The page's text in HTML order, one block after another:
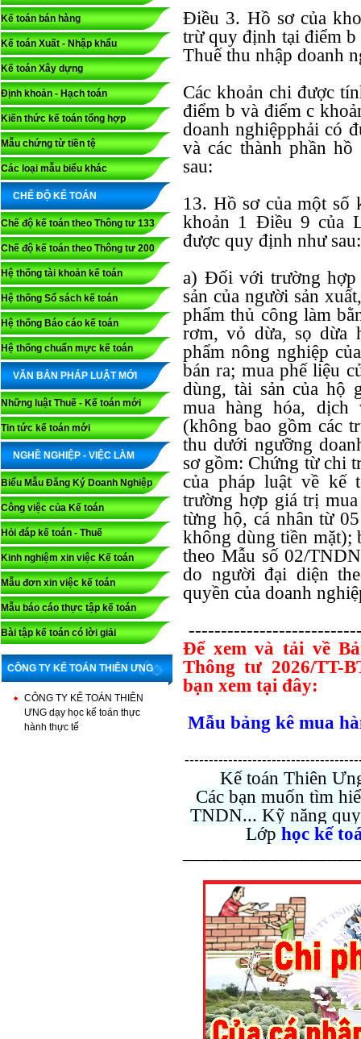
Kế toán bán hàng
Kế toán Xuất - Nhập khẩu
Kế toán Xây dựng
Định khoản - Hạch toán
Kiến thức kế toán tổng hợp
Mẫu chứng từ tiền tệ
Các loại mẫu biểu khác
CHẾ ĐỘ KẾ TOÁN
Chế độ kế toán theo Thông tư 133
Chế độ kế toán theo Thông tư 200
Hệ thống tài khoản kế toán
Hệ thống Sổ sách kế toán
Hệ thống Báo cáo kế toán
Hệ thống chuẩn mực kế toán
VĂN BẢN PHÁP LUẬT MỚI
Những luật Thuế - Kế toán mới
Tin tức kế toán mới
NGHỀ NGHIỆP - VIỆC LÀM
Biểu Mẫu Đăng Ký Doanh Nghiệp
Công việc của Kế toán
Hỏi đáp kế toán - Thuế
Kinh nghiệm xin việc Kế toán
Mẫu đơn xin việc kế toán
Mẫu báo cáo thực tập kế toán
Bài tập kế toán có lời giải
CÔNG TY KẾ TOÁN THIÊN ƯNG
CÔNG TY KẾ TOÁN THIÊN
ƯNG dạy học kế toán thực
hành thực tế
Điều 3. Hồ sơ của
trừ quy định tại điểm
Thuế thu nhập doanh
Các khoản chi được
điểm b và điểm c
doanh nghiệpphải có
và các thành phần
sau:
13. Hồ sơ của một số
khoản 1 Điều 9 của
được quy định như sau:
a) Đối với trường hợp
sản của người sản
phẩm thủ công làm
rơm, vỏ dừa, sọ dừa
phẩm nông nghiệp
bán ra; mua phế liệu
dùng, tài sản của hộ
mua hàng hóa,
(không bao gồm các
thu dưới ngưỡng
sơ gồm: Chứng từ chi
của pháp luật về kế
trường hợp giá trị
từng hộ, cá nhân từ
không dùng tiền mặt);
theo Mẫu số 02/
do người đại diện
quyền của doanh
Để xem và tải về
Thông tư 2026/TT-
bạn xem tại đây:
Mẫu bảng kê mua
Kế toán Thiên
Các bạn muốn tìm
TNDN... Kỹ năng
Lớp học kế